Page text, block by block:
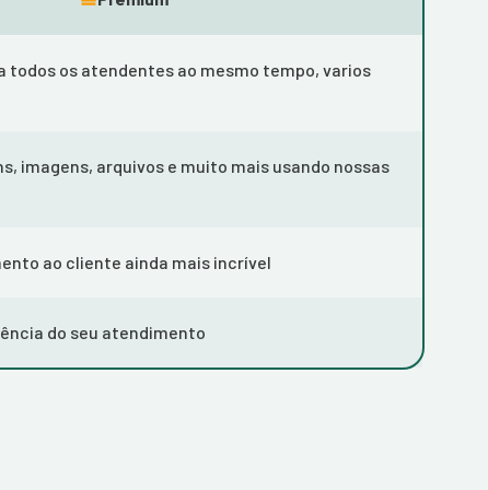
todos os atendentes ao mesmo tempo, varios
imagens, arquivos e muito mais usando nossas
ao cliente ainda mais incrível
do seu atendimento